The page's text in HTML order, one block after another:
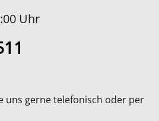
Uhr
uns gerne telefonisch oder per